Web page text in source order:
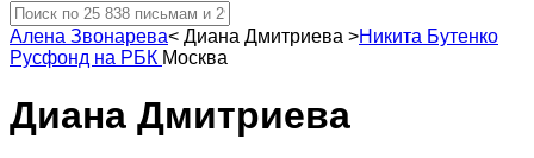
Алена Звонарева< Диана Дмитриева >Никита Бутенко
Русфонд на РБК Москва
Диана Дмитриева